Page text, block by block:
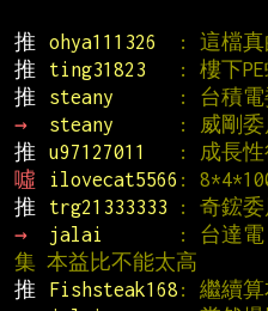
推
ohya111326 : 這檔真
推
ting31823 : 樓下PE
推
steany : 台積電
→
steany : 威剛委
推
u97127011 : 成長性
噓
ilovecat5566 :
推
trg21333333 : 奇鋐委
→
jalai
: 台達電
集 本益比不能太高
推
Fishsteak168 : 繼續算